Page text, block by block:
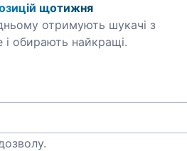
щотижня
отримують шукачі з
і обирають найкращі.